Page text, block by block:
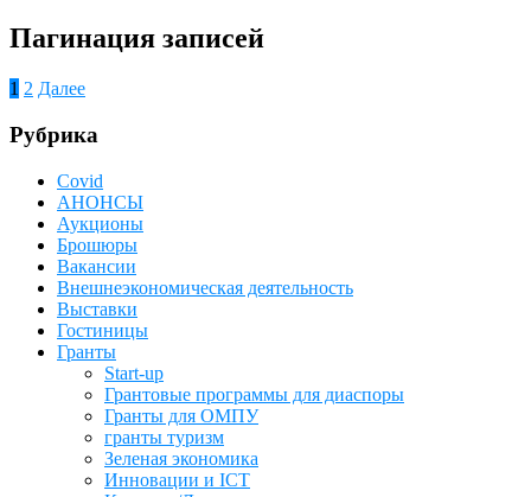
Пагинация записей
1 2 Далее
Рубрика
Covid
АНОНСЫ
Аукционы
Брошюры
Вакансии
Внешнеэкономическая деятельность
Выставки
Гостиницы
Гранты
Start-up
Грантовые программы для диаспоры
Гранты для ОМПУ
гранты туризм
Зеленая экономика
Инновации и ICT